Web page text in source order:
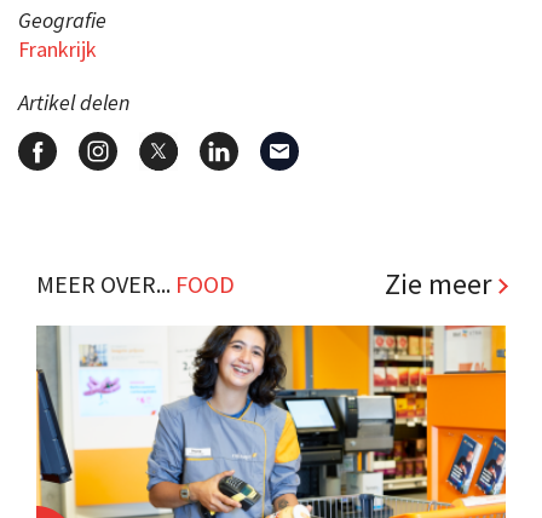
Geografie
Frankrijk
Artikel delen
MEER OVER... FOOD Zie meer